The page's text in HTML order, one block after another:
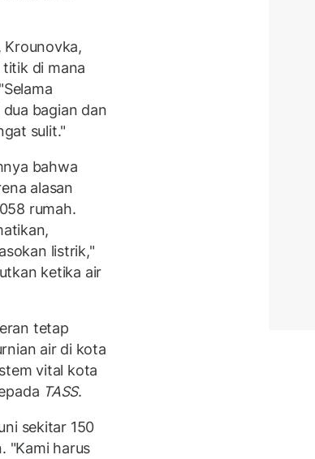
Krounovka,
di mana
bagian dan
sulit."
bahwa
alasan
rumah.
listrik,"
ketika air
tetap
air di kota
vital kota
TASS.
sekitar 150
"Kami harus